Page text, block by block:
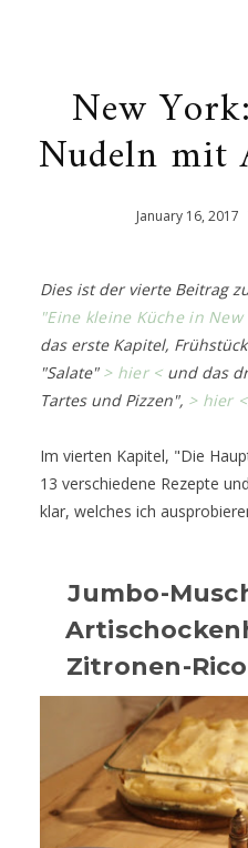
New
Nudeln mit
January 16, 2017
Dies ist der vierte Beitrag
"Eine kleine Küche in
das erste Kapitel,
"Salate"> hier <und das
Tartes und Pizzen", > hier <
Im vierten Kapitel, "Die
13 verschiedene Rezepte
klar, welches ich
Jumbo-
Zitronen-